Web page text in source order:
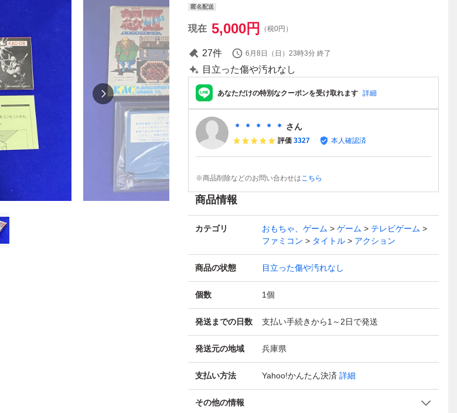
匿名配送
現在 5,000円 （税0円）
27件 6月8日（日）23時3分 終了
目立った傷や汚れなし
あなただけの特別なクーポンを受け取れます 詳細
＊ ＊ ＊ ＊ ＊ さん
評価 3327 本人確認済
※商品削除などのお問い合わせはこちら
商品情報
カテゴリ おもちゃ、ゲーム ゲーム
テレビゲーム
ファミコン
タイトル アクション
商品の状態 目立った傷や汚れなし
個数 1個
発送までの日数 支払い手続きから1～2日で発送
発送元の地域 兵庫県
支払い方法 Yahoo!かんたん決済 詳細
その他の情報